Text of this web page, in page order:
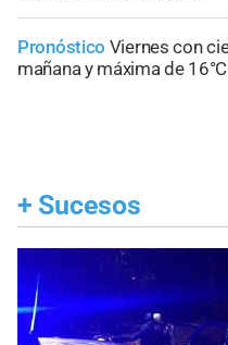
Pronóstico Viernes con
mañana y máxima de
+ Sucesos